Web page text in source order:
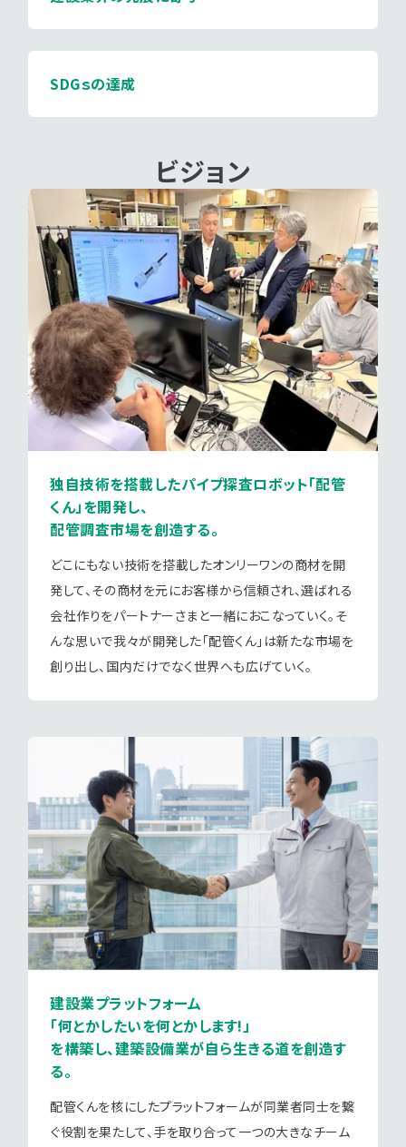
SDGｓの達成
ビジョン
独自技術を搭載したパイプ探査ロボット「配管
くん」を開発し、
配管調査市場を創造する。
どこにもない技術を搭載したオンリーワンの商材を開
発して、その商材を元にお客様から信頼され、選ばれる
会社作りをパートナーさまと一緒におこなっていく。そ
んな思いで我々が開発した「配管くん」は新たな市場を
創り出し、国内だけでなく世界へも広げていく。
建設業プラットフォーム
「何とかしたいを何とかします!」
を構築し、建築設備業が自ら生きる道を創造す
る。
配管くんを核にしたプラットフォームが同業者同士を繋
ぐ役割を果たして、手を取り合って一つの大きなチーム